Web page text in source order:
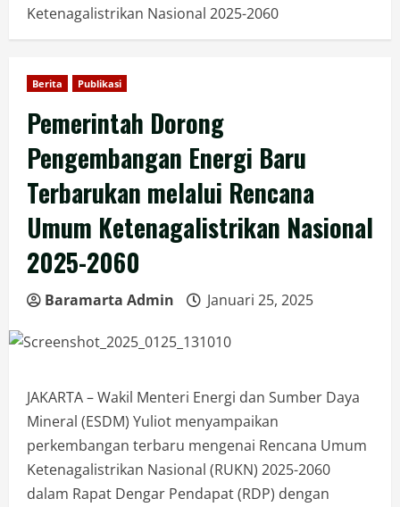
Ketenagalistrikan Nasional 2025-2060
Berita Publikasi
Pemerintah Dorong
Pengembangan Energi Baru
Terbarukan melalui Rencana
Umum Ketenagalistrikan Nasional
2025-2060
Baramarta Admin Januari 25, 2025
JAKARTA – Wakil Menteri Energi dan Sumber Daya
Mineral (ESDM) Yuliot menyampaikan
perkembangan terbaru mengenai Rencana Umum
Ketenagalistrikan Nasional (RUKN) 2025-2060
dalam Rapat Dengar Pendapat (RDP) dengan